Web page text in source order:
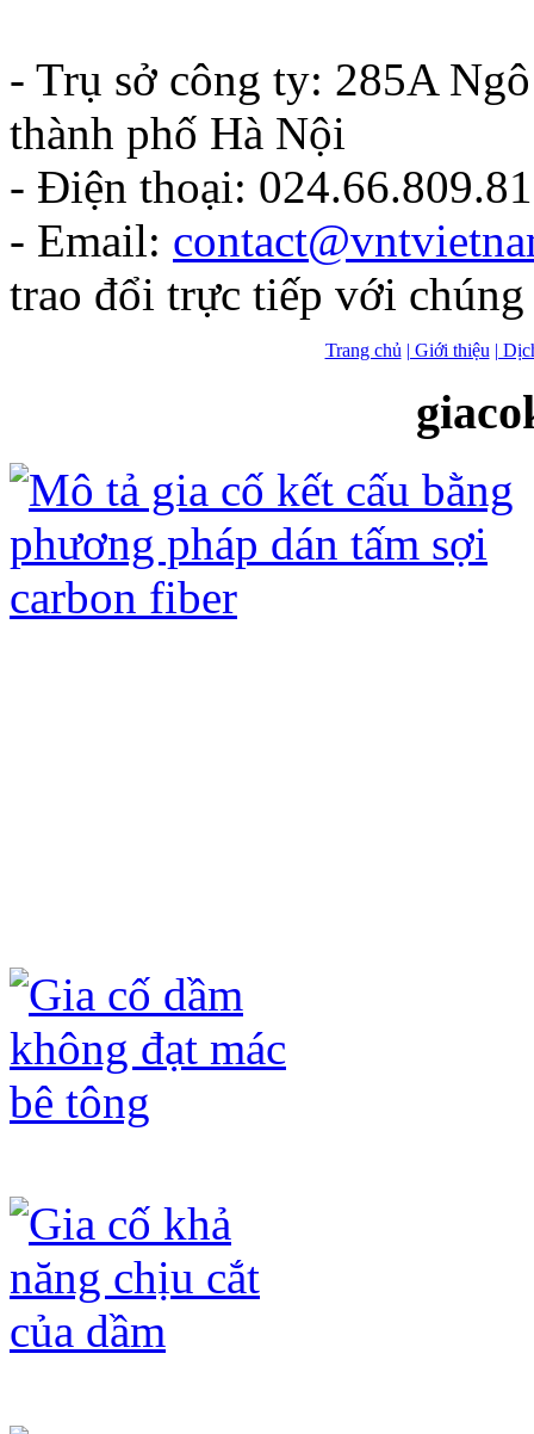
- Trụ sở công ty: 285A
thành phố Hà Nội
- Điện thoại:
- Email:
trao đổi trực tiếp với
Trang chủ | Giới thiệu |